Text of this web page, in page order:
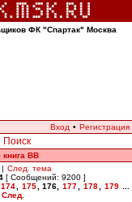
ФК "Спартак" Москва
Вход • Регистрация
Поиск
книга ВВ
| След. тема
[ Сообщений: 9200 ]
174 175 176, 177 178 179
След.